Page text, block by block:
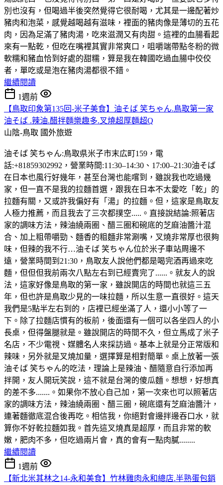
別也沒有，但喝過半後突然覺得它很耐喝，尤其是一邊配著炒
豬肉和泡菜，感覺越喝越有滋味，裡面的豬肉像是薄切的五花
肉，因為足滿了豬肉湯，吃來滋潤又有肉甜。這裡的血腸看起
來有一點乾，但吃在嘴裡其實非常爽口，咀嚼端帶點冬粉的微
軟糯和豬血恰到好處的甜糯，算是我在韓國吃過血腸中佼佼
者，單吃或是泡在豬肉湯都很不錯。
繼續閱讀
1週前
【鳥取印象第135回-米子美食】油そば 笑ちゃん.鳥取第一家
油そば .辣油.醋拌麵樂趣多.叉燒超厚麵超Q
山陰-鳥取 國外旅遊
油そば 笑ちゃん:鳥取県米子市末広町159，電
話:+81859302992，營業時間:11:30–14:30、17:00–21:30油そば
在日本也風行好幾年，甚至台灣也能嚐到，雖說我也吃過幾
家，但一直不是我的拉麵首選，跟我在日本不太愛吃「乾」的
拉麵有關，又或許我偏好有「湯」的拉麵。但，這家是鳥取友
人極力推薦，而且我去了三次都撲空.....。直接說結論:照著店
家的調味方法，辣油繞兩圈、醋三圈和碗底的芝麻油醬汁混
合、加上粗帶嚼勁、麵香的粗麵非常涮嘴，叉燒非常厚也很夠
味，但辣的我不行…油そば 笑ちゃん位於米子車站周邊不
遠，營業時間到21:30，鳥取友人說他們都是喝完酒再過來吃
麵，但但但我前兩次八點左右到已經賣完了......。就友人的說
法，這家好像是鳥取的第一家，雖說開店的時間也就這三五
年，但也許是鳥取少見的一味拉麵，所以生意一直很好。這天
我們是5點半左右到的，店裡已經坐滿了人，還小小等了一
下。除了拉麵店慣有的板前，後面還有一個可以各坐四人的小
長桌，但得盤腿就是。雖說開店的時間不久，但立馬成了米子
名店，不少電視、媒體名人來採訪過。基本上就是分正常版和
辣味，另外就是叉燒加量，選擇算是相對簡單。桌上放著一張
油そば 笑ちゃん的吃法，理論上是辣油、醋隨意自行添加再
拌開，友人開玩笑說，這不就是台灣的傻瓜麵。想想，好想真
的差不多.......。如果你不放心自己加，第一次來也可以照著店
家的調味方法，辣油繞兩圈、醋三圈，碗底還有芝麻油醬汁，
連著麵徹底混合後再吃。相信我，你絕對會邊拌邊吞口水，就
算你不好乾拉麵如我。首先這叉燒真是超厚，而且非常的軟
嫩，肥肉不多，但吃過兩片會，真的會有一點肉膩........
繼續閱讀
1週前
【新北米其林之14-永和美食】竹林雞肉永和總店.半熟蛋包銷